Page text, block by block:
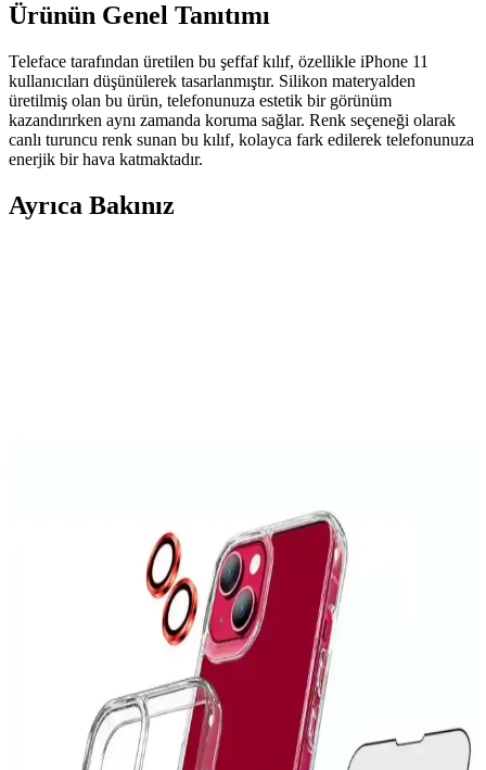
Ürünün Genel Tanıtımı
Teleface tarafından üretilen bu şeffaf kılıf, özellikle iPhone 11
kullanıcıları düşünülerek tasarlanmıştır. Silikon materyalden
üretilmiş olan bu ürün, telefonunuza estetik bir görünüm
kazandırırken aynı zamanda koruma sağlar. Renk seçeneği olarak
canlı turuncu renk sunan bu kılıf, kolayca fark edilerek telefonunuza
enerjik bir hava katmaktadır.
Ayrıca Bakınız
koruyan, şık tasarımı ve yüksek kaliteli malzemeleriyle öne çıkan bir
iPhone 6 Kılıfları: Koruma ve Estetiği Bir Arada
Sunan Seçenekler
İPhone 6 kılıfları, dayanıklı malzemeler ve estetik tasarımlarla
cihazınızı korurken tarzınızı yansıtır. Çeşitli modeller ve
fonksiyonlar arasından en uygun seçimi yapın.
iPhone 14 Pro Max Kılıflarında Leke Sorunu ve
Etkili Çözüm Yolları